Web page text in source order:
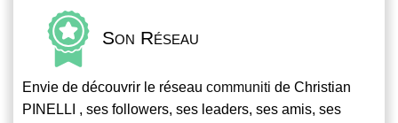
Son Réseau
Envie de découvrir le réseau communiti de Christian
PINELLI , ses followers, ses leaders, ses amis, ses